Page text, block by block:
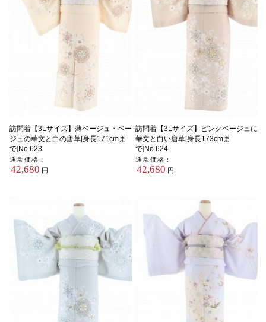
訪問着【3Lサイズ】薄ベージュ・ベー
ジュの華文と白の唐草[身長171cmま
で]No.623
通常価格：
42,680 円
訪問着【3Lサイズ】ピンクベージュに
華文と白い唐草[身長173cmま
で]No.624
通常価格：
42,680 円